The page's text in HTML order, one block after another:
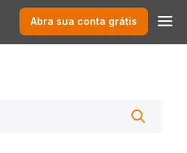
Abra sua conta grátis